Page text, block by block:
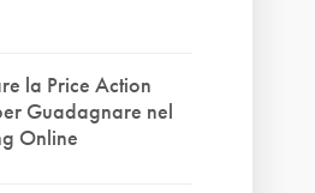
la Price Action
Guadagnare nel
Online